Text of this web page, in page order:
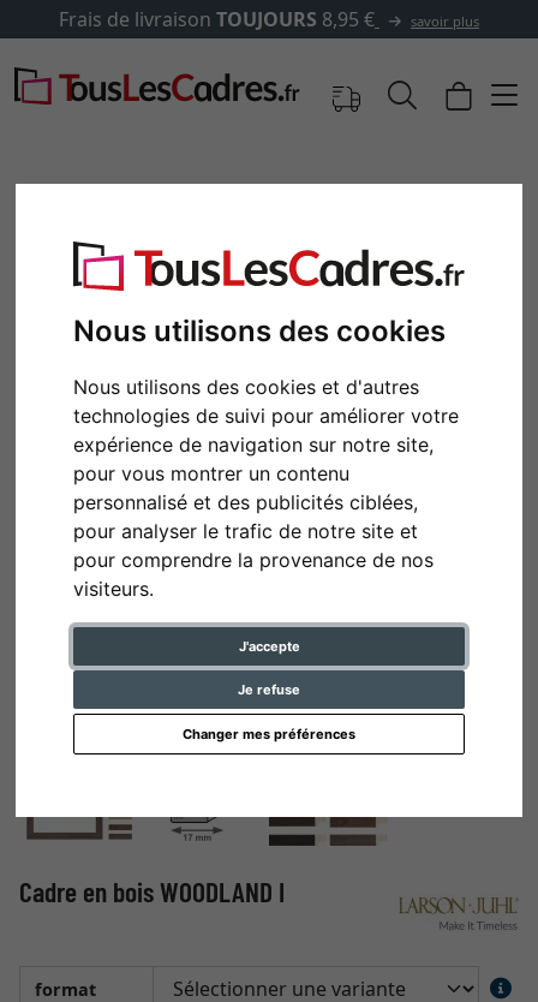
Nous utilisons des cookies
Nous utilisons des cookies et d'autres
technologies de suivi pour améliorer votre
expérience de navigation sur notre site,
pour vous montrer un contenu
personnalisé et des publicités ciblées,
pour analyser le trafic de notre site et
pour comprendre la provenance de nos
visiteurs.
J'accepte
Je refuse
Changer mes préférences
de livraisonTOUJOURS8,95 € savoir plus
Retour
Cadre en bois WOODLAND I
format